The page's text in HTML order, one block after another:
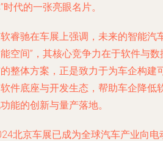
时代的一张亮眼名片。
睿驰在车展上强调，未来的智能汽
空间”，其核心竞争力在于软件与
整体方案，正是致力于为车企构建
件底座与开发生态，帮助车企降低
能的创新与量产落地。
北京车展已成为全球汽车产业向电